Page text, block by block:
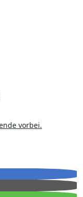
vorbei.